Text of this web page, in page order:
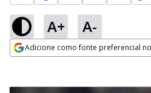
A+ A-
Adicione como fonte preferencial